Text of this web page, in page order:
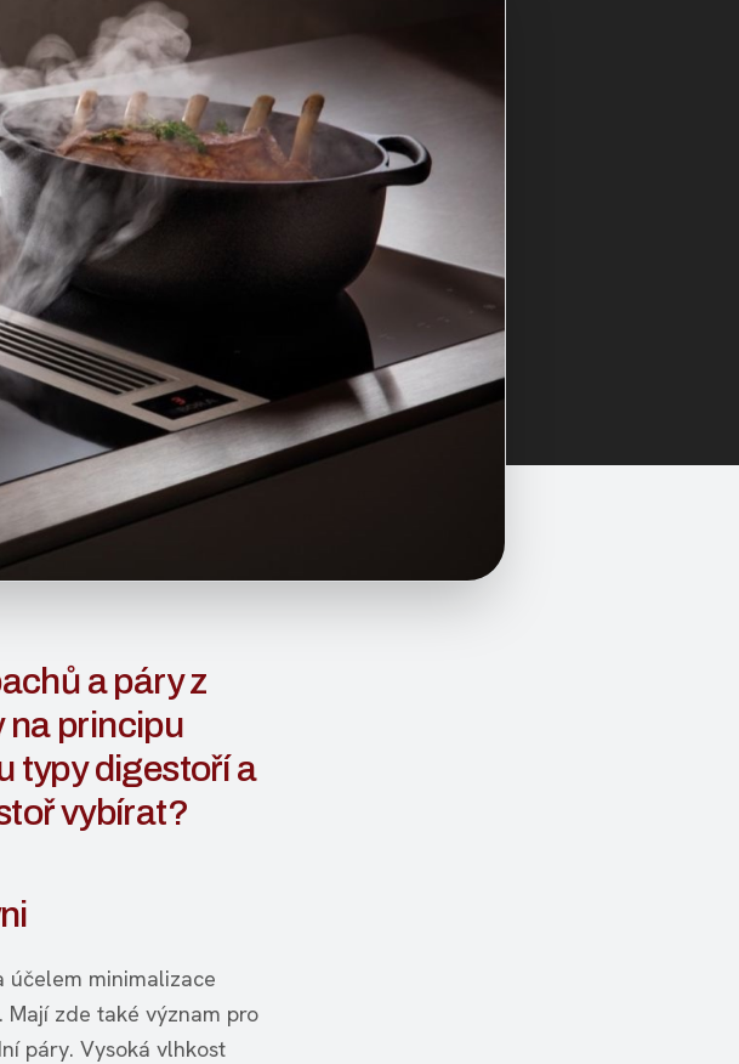
a páry z
na principu
typy digestoří a
vybírat?
účelem minimalizace
zde také význam pro
páry. Vysoká vlhkost